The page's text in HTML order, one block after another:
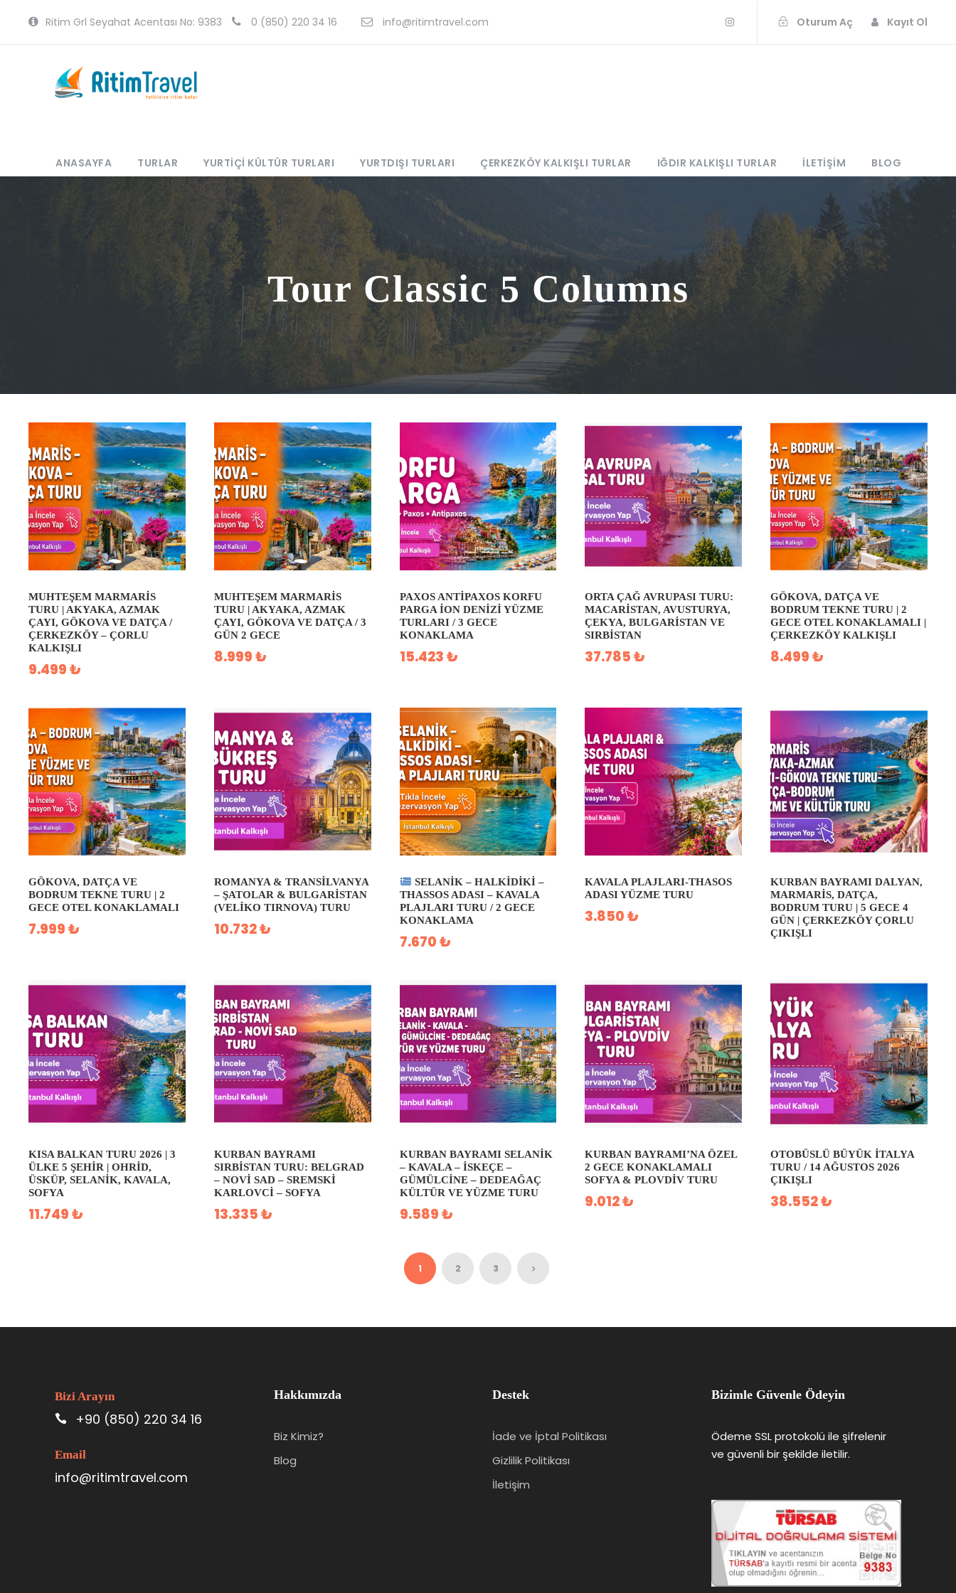
Ritim Grl Seyahat Acentası No: 9383 0 (850) 220 34 16 info@ritimtravel.com Oturum Aç Kayıt Ol
ANASAYFA TURLAR YURTIÇI KÜLTÜR TURLARI YURTDIŞI TURLARI ÇERKEZKÖY KALKIŞLI TURLAR IĞDIR KALKIŞLI TURLAR İLETIŞIM BLOG
Tour Classic 5 Columns
MUHTEŞEM MARMARIS
TURU | AKYAKA, AZMAK
ÇAYI, GÖKOVA VE DATÇA /
ÇERKEZKÖY – ÇORLU
KALKIŞLI
9.499 ₺
MUHTEŞEM MARMARIS
TURU | AKYAKA, AZMAK
ÇAYI, GÖKOVA VE DATÇA / 3
GÜN 2 GECE
8.999 ₺
PAXOS ANTIPAXOS KORFU
PARGA İON DENIZI YÜZME
TURLARI / 3 GECE
KONAKLAMA
15.423 ₺
ORTA ÇAĞ AVRUPASI TURU:
MACARISTAN, AVUSTURYA,
ÇEKYA, BULGARISTAN VE
SIRBISTAN
37.785 ₺
GÖKOVA, DATÇA VE
BODRUM TEKNE TURU | 2
GECE OTEL KONAKLAMALI |
ÇERKEZKÖY KALKIŞLI
8.499 ₺
GÖKOVA, DATÇA VE
BODRUM TEKNE TURU | 2
GECE OTEL KONAKLAMALI
7.999 ₺
ROMANYA & TRANSILVANYA
– ŞATOLAR & BULGARISTAN
(VELIKO TIRNOVA) TURU
10.732 ₺
SELANIK – HALKIDIKI –
THASSOS ADASI – KAVALA
PLAJLARI TURU / 2 GECE
KONAKLAMA
7.670 ₺
KAVALA PLAJLARI-THASOS
ADASI YÜZME TURU
3.850 ₺
KURBAN BAYRAMI DALYAN,
MARMARIS, DATÇA,
BODRUM TURU | 5 GECE 4
GÜN | ÇERKEZKÖY ÇORLU
ÇIKIŞLI
KISA BALKAN TURU 2026 | 3
ÜLKE 5 ŞEHIR | OHRID,
ÜSKÜP, SELANIK, KAVALA,
SOFYA
11.749 ₺
KURBAN BAYRAMI
SIRBISTAN TURU: BELGRAD
– NOVI SAD – SREMSKI
KARLOVCI – SOFYA
13.335 ₺
KURBAN BAYRAMI SELANIK
– KAVALA – İSKEÇE –
GÜMÜLCINE – DEDEAĞAÇ
KÜLTÜR VE YÜZME TURU
9.589 ₺
KURBAN BAYRAMI’NA ÖZEL
2 GECE KONAKLAMALI
SOFYA & PLOVDIV TURU
9.012 ₺
OTOBÜSLÜ BÜYÜK İTALYA
TURU / 14 AĞUSTOS 2026
ÇIKIŞLI
38.552 ₺
1 2 3
Bizi Arayın
+90 (850) 220 34 16
Email
info@ritimtravel.com
Hakkımızda
Biz Kimiz?
Blog
Destek
İade ve İptal Politikası
Gizlilik Politikası
İletişim
Bizimle Güvenle Ödeyin
Ödeme SSL protokolü ile şifrelenir
ve güvenli bir şekilde iletilir.